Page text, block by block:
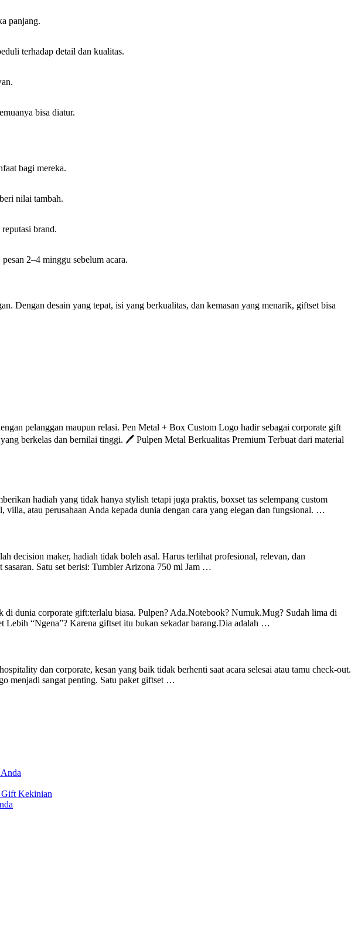
panjang.
terhadap detail dan kualitas.
bisa diatur.
bagi mereka.
nilai tambah.
brand.
2–4 minggu sebelum acara.
Dengan desain yang tepat, isi yang berkualitas, dan kemasan yang menarik, giftset bisa
pelanggan maupun relasi. Pen Metal + Box Custom Logo hadir sebagai corporate gift
berkelas dan bernilai tinggi. 🖊️ Pulpen Metal Berkualitas Premium Terbuat dari material
hadiah yang tidak hanya stylish tetapi juga praktis, boxset tas selempang custom
villa, atau perusahaan Anda kepada dunia dengan cara yang elegan dan fungsional. …
decision maker, hadiah tidak boleh asal. Harus terlihat profesional, relevan, dan
Satu set berisi: Tumbler Arizona 750 ml Jam …
dunia corporate gift:terlalu biasa. Pulpen? Ada.Notebook? Numuk.Mug? Sudah lima di
“Ngena”? Karena giftset itu bukan sekadar barang.Dia adalah …
dan corporate, kesan yang baik tidak berhenti saat acara selesai atau tamu check-out.
menjadi sangat penting. Satu paket giftset …
Gift Kekinian